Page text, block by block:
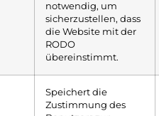
notwendig, um
sicherzustellen, dass
die Website mit der
RODO
übereinstimmt.
Speichert die
Zustimmung des